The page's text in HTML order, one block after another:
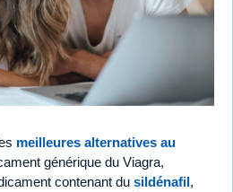
meilleures alternatives au
générique du Viagra,
contenant du sildénafil,